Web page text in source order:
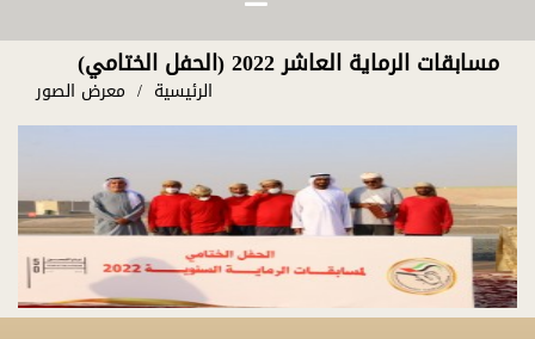
مسابقات الرماية العاشر 2022 (الحفل الختامي)
الرئيسية معرض الصور